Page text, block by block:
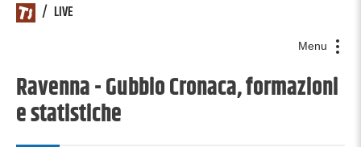
/ LIVE
Menu
Ravenna - Gubbio Cronaca, formazioni
e statistiche